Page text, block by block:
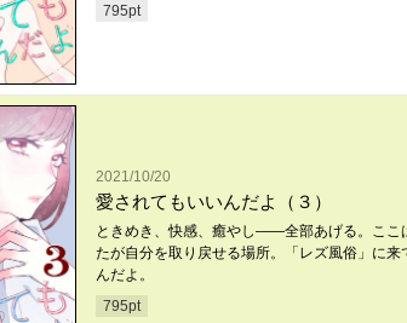
795pt
2021/10/20
愛されてもいいんだよ（３）
ときめき、快感、癒やし――全部あげる。ここ
たが自分を取り戻せる場所。「レズ風俗」に来
んだよ。
795pt